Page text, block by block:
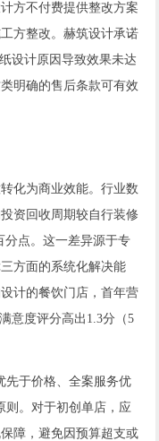
方不付费提供整改方案
方整改。赫筑设计承诺
设计原因导致效果未达
明确的售后条款可有效
化为商业效能。行业数
资回收周期较自行装修
分点。这一差异源于专
方面的系统化解决能
计的餐饮门店，首年营
意度评分高出1.3分（5
先于价格、全案服务优
则。对于初创单店，应
障，避免因预算超支或